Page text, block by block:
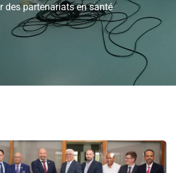
des partenariats en santé